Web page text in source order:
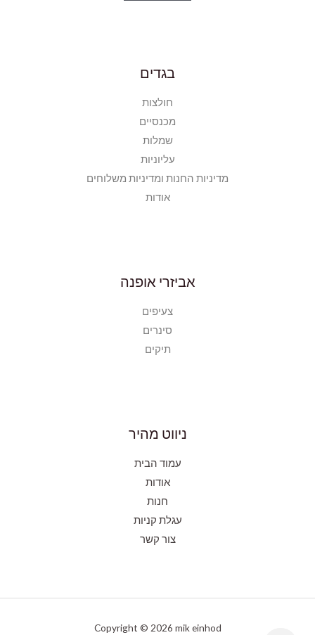
בגדים
חולצות
מכנסיים
שמלות
עליוניות
מדיניות החנות ומדיניות משלוחים
אודות
אביזרי אופנה
צעיפים
סינרים
תיקים
ניווט מהיר
עמוד הבית
אודות
חנות
עגלת קניות
צור קשר
Copyright © 2026 mik einhod